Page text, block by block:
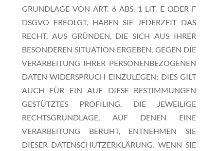
GRUNDLAGE VON ART. 6 ABS. 1 LIT. E ODER F
DSGVO ERFOLGT, HABEN SIE JEDERZEIT DAS
RECHT, AUS GRÜNDEN, DIE SICH AUS IHRER
BESONDEREN SITUATION ERGEBEN, GEGEN DIE
VERARBEITUNG IHRER PERSONENBEZOGENEN
DATEN WIDERSPRUCH EINZULEGEN; DIES GILT
AUCH FÜR EIN AUF DIESE BESTIMMUNGEN
GESTÜTZTES PROFILING. DIE JEWEILIGE
RECHTSGRUNDLAGE, AUF DENEN EINE
VERARBEITUNG BERUHT, ENTNEHMEN SIE
DIESER DATENSCHUTZERKLÄRUNG. WENN SIE